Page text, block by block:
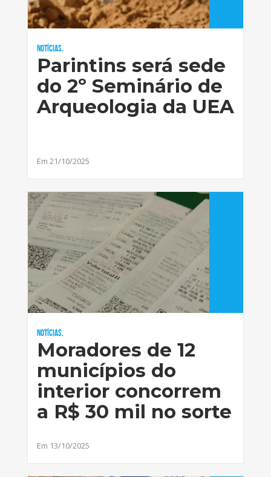
Notícias,
Parintins será sede
do 2º Seminário de
Arqueologia da UEA
Em 21/10/2025
Notícias,
Moradores de 12
municípios do
interior concorrem
a R$ 30 mil no sorte
Em 13/10/2025